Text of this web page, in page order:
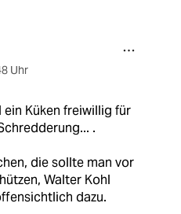
Uhr
ein Küken freiwillig für
.
die sollte man vor
Walter Kohl
dazu.